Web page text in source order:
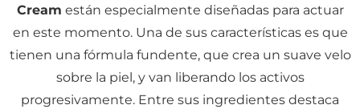
Cream están especialmente diseñadas para actuar
en este momento. Una de sus características es que
tienen una fórmula fundente, que crea un suave velo
sobre la piel, y van liberando los activos
progresivamente. Entre sus ingredientes destaca